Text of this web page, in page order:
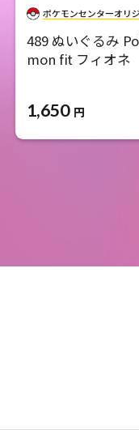
489 ぬいぐるみ
mon fit フィオネ
1,650 円